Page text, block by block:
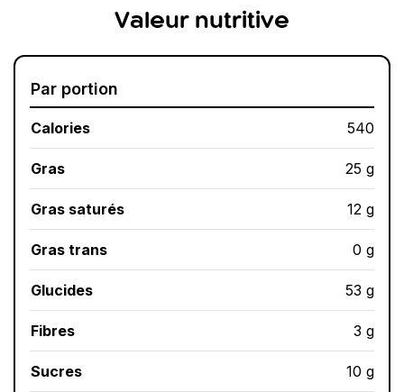
Valeur nutritive
Par portion
Calories 540
Gras 25 g
Gras saturés 12 g
Gras trans 0 g
Glucides 53 g
Fibres 3 g
Sucres 10 g